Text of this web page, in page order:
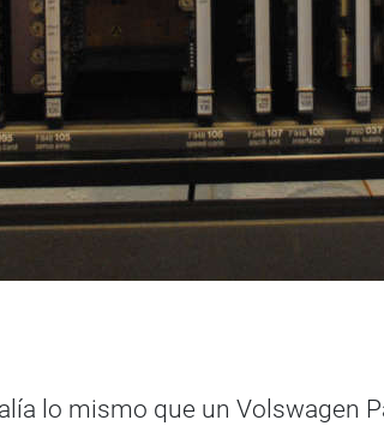
lo mismo que un Volswagen